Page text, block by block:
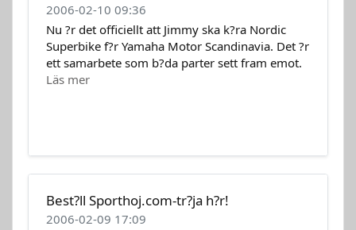
2006-02-10 09:36
Nu ?r det officiellt att Jimmy ska k?ra Nordic
Superbike f?r Yamaha Motor Scandinavia. Det ?r
ett samarbete som b?da parter sett fram emot.
Läs mer
Best?ll Sporthoj.com-tr?ja h?r!
2006-02-09 17:09